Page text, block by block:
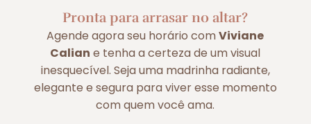
Pronta para arrasar no altar?
Agende agora seu horário comViviane
Calian e tenha a certeza de um visual
inesquecível. Seja uma madrinha radiante,
elegante e segura para viver esse momento
com quem você ama.